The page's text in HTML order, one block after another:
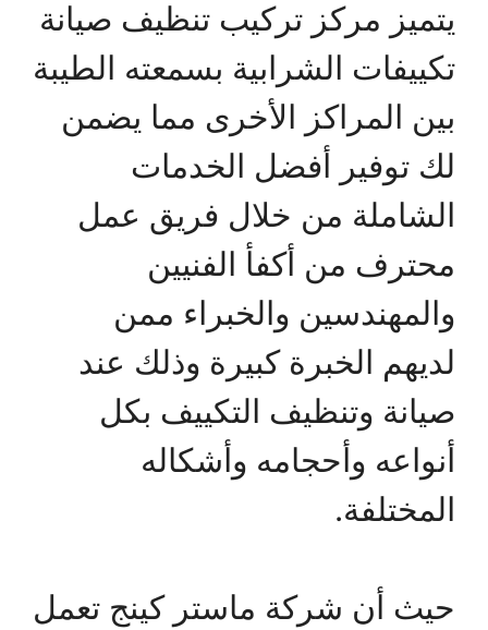
يتميز مركز تركيب تنظيف صيانة
تكييفات الشرابية بسمعته الطيبة
بين المراكز الأخرى مما يضمن
لك توفير أفضل الخدمات
الشاملة من خلال فريق عمل
محترف من أكفأ الفنيين
والمهندسين والخبراء ممن
لديهم الخبرة كبيرة وذلك عند
صيانة وتنظيف التكييف بكل
أنواعه وأحجامه وأشكاله
المختلفة.
حيث أن شركة ماستر كينج تعمل